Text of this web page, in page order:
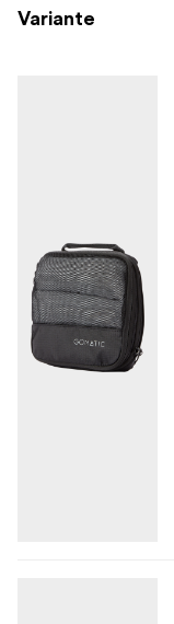
Variante